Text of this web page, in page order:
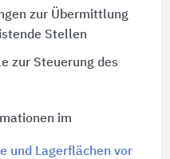
zur Übermittlung
Stellen
zur Steuerung des
im
und Lagerflächen vor